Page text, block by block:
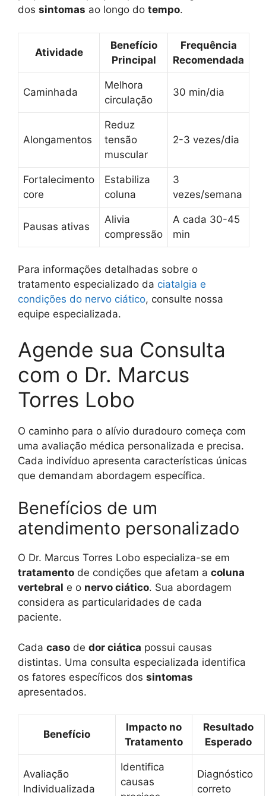
dos sintomas ao longo do tempo.
Atividade
Benefício
Principal
Frequência
Recomendada
Caminhada
Melhora
circulação
30 min/dia
Alongamentos
Reduz
tensão
muscular
2-3 vezes/dia
Fortalecimento
core
Estabiliza
coluna
3
vezes/semana
Pausas ativas
Alivia
compressão
A cada 30-45
min
Para informações detalhadas sobre o
tratamento especializado da ciatalgia e
condições do nervo ciático, consulte nossa
equipe especializada.
Agende sua Consulta
com o Dr. Marcus
Torres Lobo
O caminho para o alívio duradouro começa com
uma avaliação médica personalizada e precisa.
Cada indivíduo apresenta características únicas
que demandam abordagem específica.
Benefícios de um
atendimento personalizado
O Dr. Marcus Torres Lobo especializa-se em
tratamento de condições que afetam a coluna
vertebral e o nervo ciático. Sua abordagem
considera as particularidades de cada
paciente.
Cada caso de dor ciática possui causas
distintas. Uma consulta especializada identifica
os fatores específicos dos sintomas
apresentados.
Benefício
Impacto no
Tratamento
Resultado
Esperado
Avaliação
Individualizada
Identifica
causas
Diagnóstico
correto